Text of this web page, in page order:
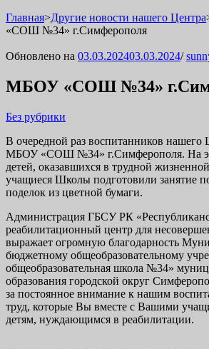
Главная>Другие новости нашего Центра
«СОШ №34» г.Симферополя
Обновлено на 03.03.202403.03.2024/
МБОУ «СОШ №34»
Без рубрики
В очередной раз воспитанников нашего
МБОУ «СОШ №34» г.Симферополя. На
детей, оказавшихся в трудной
учащиеся Школы подготовили занятие
поделок из цветной бумаги.
Администрация ГБСУ РК
реабилитационный центр для
выражает огромную благодарность
бюджетному общеобразовательному
общеобразовательная школа №34»
образования городской округ
за постоянное внимание к нашим
труд, которые Вы вместе с Вашими
детям, нуждающимся в реабилитации.